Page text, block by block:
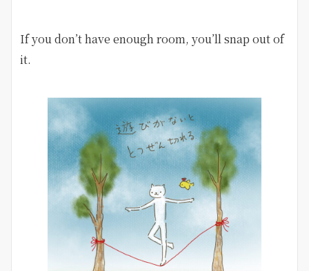
If you don’t have enough room, you’ll snap out of
it.